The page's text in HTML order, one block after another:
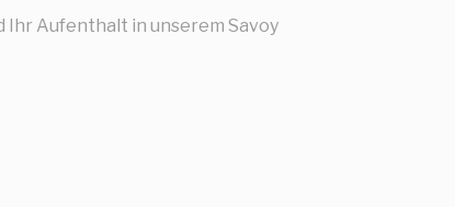
Ihr Aufenthalt in unserem Savoy